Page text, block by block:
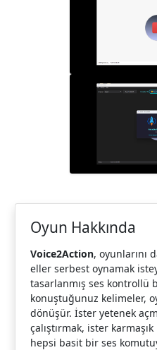
Oyun Hakkında
Voice2Action, oyunlarını
eller serbest oynamak
tasarlanmış ses kontrollü
konuştuğunuz kelimeler,
dönüşür. İster yetenek
çalıştırmak, ister
hepsi basit bir ses